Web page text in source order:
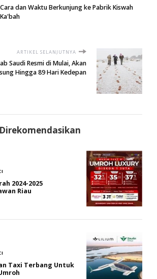
Cara dan Waktu Berkunjung ke Pabrik Kiswah
Ka'bah
ARTIKEL SELANJUTNYA
Saudi Resmi di Mulai, Akan
Hingga 89 Hari Kedepan
2024-2025
Riau
Taxi Terbang Untuk